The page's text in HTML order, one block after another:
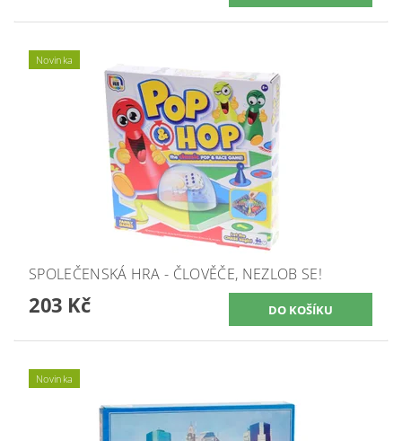
Novinka
SPOLEČENSKÁ HRA - ČLOVĚČE, NEZLOB SE!
203 Kč
Novinka